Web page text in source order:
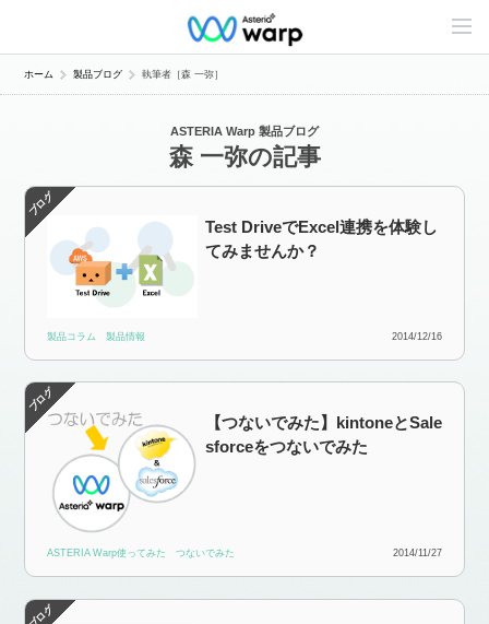
C
n
e
n
ホーム 製品ブログ 執筆者［森 一弥］
ASTERIA Warp 製品ブログ
森 一弥の記事
Test DriveでExcel連携を体験し
てみませんか？
製品コラム 製品情報 2014/12/16
【つないでみた】kintoneとSale
sforceをつないでみた
ASTERIA Warp使ってみた つないでみた 2014/11/27